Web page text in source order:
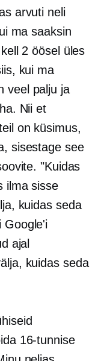
arvuti neli
ma saaksin
2 öösel üles
kui ma
veel palju ja
Nii et
on küsimus,
sisestage see
"Kuidas
ilma sisse
kuidas seda
Google'i
ajal
kuidas seda
16-tunnise